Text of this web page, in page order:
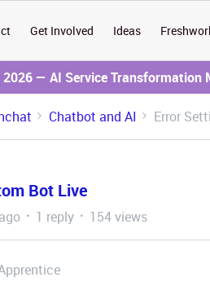
Get Involved Ideas
2026 — AI Service Transformation
Chatbot and AI Error
Bot Live
1 reply 154 views